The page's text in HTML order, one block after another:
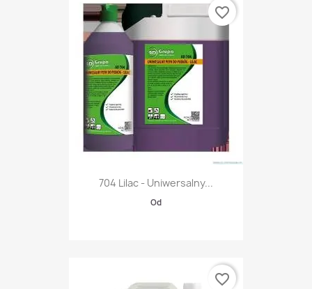
704 Lilac - Uniwersalny...
Od
favorite_border
favorite_border